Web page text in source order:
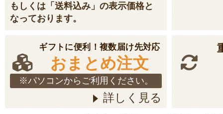
もしくは「送料込み」の表示価格と
なっております。
ギフトに便利！複数届け先対応
おまとめ注文
※パソコンからご利用ください。
詳しく見る